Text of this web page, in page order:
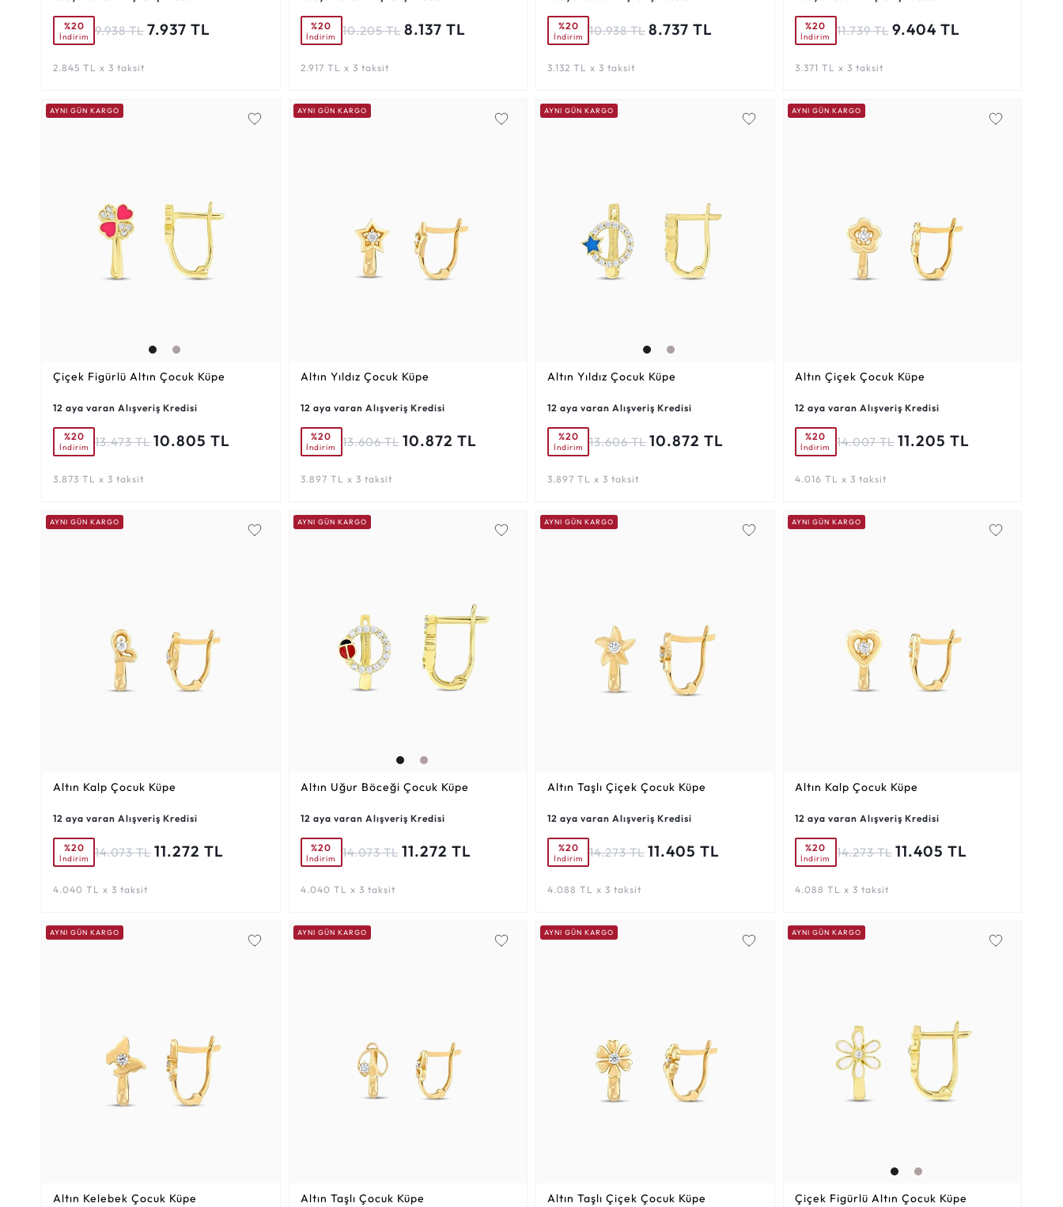
%20
İndirim 9.938 TL 7.937 TL
2.845 TL x 3 taksit
%20
İndirim 10.205 TL 8.137 TL
2.917 TL x 3 taksit
%20
İndirim 10.938 TL 8.737 TL
3.132 TL x 3 taksit
%20
İndirim 11.739 TL 9.404 TL
3.371 TL x 3 taksit
AYNI GÜN KARGO
Çiçek Figürlü Altın Çocuk Küpe
12 aya varan Alışveriş Kredisi
%20
İndirim 13.473 TL 10.805 TL
3.873 TL x 3 taksit
AYNI GÜN KARGO
Altın Yıldız Çocuk Küpe
12 aya varan Alışveriş Kredisi
%20
İndirim 13.606 TL 10.872 TL
3.897 TL x 3 taksit
AYNI GÜN KARGO
Altın Yıldız Çocuk Küpe
12 aya varan Alışveriş Kredisi
%20
İndirim 13.606 TL 10.872 TL
3.897 TL x 3 taksit
AYNI GÜN KARGO
Altın Çiçek Çocuk Küpe
12 aya varan Alışveriş Kredisi
%20
İndirim 14.007 TL 11.205 TL
4.016 TL x 3 taksit
AYNI GÜN KARGO
Altın Kalp Çocuk Küpe
12 aya varan Alışveriş Kredisi
%20
İndirim 14.073 TL 11.272 TL
4.040 TL x 3 taksit
AYNI GÜN KARGO
Altın Uğur Böceği Çocuk Küpe
12 aya varan Alışveriş Kredisi
%20
İndirim 14.073 TL 11.272 TL
4.040 TL x 3 taksit
AYNI GÜN KARGO
Altın Taşlı Çiçek Çocuk Küpe
12 aya varan Alışveriş Kredisi
%20
İndirim 14.273 TL 11.405 TL
4.088 TL x 3 taksit
AYNI GÜN KARGO
Altın Kalp Çocuk Küpe
12 aya varan Alışveriş Kredisi
%20
İndirim 14.273 TL 11.405 TL
4.088 TL x 3 taksit
AYNI GÜN KARGO
Altın Kelebek Çocuk Küpe
AYNI GÜN KARGO
Altın Taşlı Çocuk Küpe
AYNI GÜN KARGO
Altın Taşlı Çiçek Çocuk Küpe
AYNI GÜN KARGO
Çiçek Figürlü Altın Çocuk Küpe